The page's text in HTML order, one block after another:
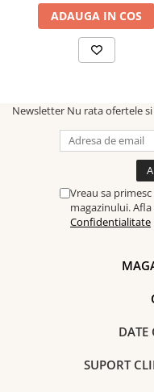
ADAUGA IN COS
Newsletter Nu rata ofertele
Vreau sa
magazinului.
Confidentialitate
DATE
SUPORT